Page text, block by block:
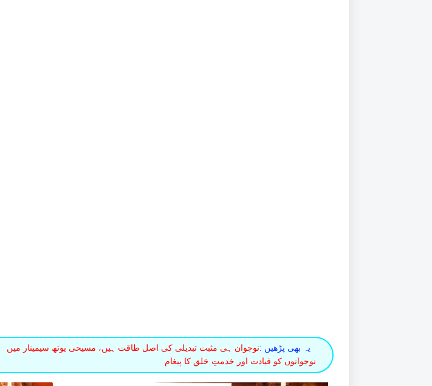
یہ بھی پڑھیں :نوجوان ہی مثبت تبدیلی کی اصل طاقت ہیں، مسیحی یوتھ سیمینار میں
نوجوانوں کو قیادت اور خدمتِ خلق کا پیغام